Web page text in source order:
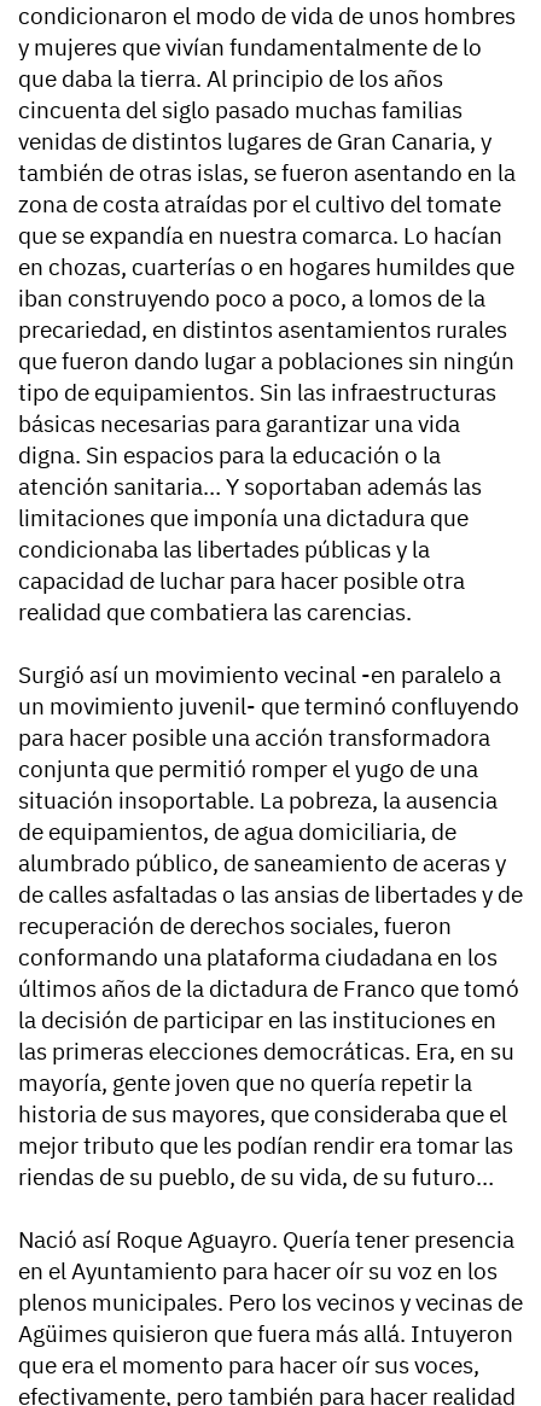
condicionaron el modo de vida de unos hombres
y mujeres que vivían fundamentalmente de lo
que daba la tierra. Al principio de los años
cincuenta del siglo pasado muchas familias
venidas de distintos lugares de Gran Canaria, y
también de otras islas, se fueron asentando en la
zona de costa atraídas por el cultivo del tomate
que se expandía en nuestra comarca. Lo hacían
en chozas, cuarterías o en hogares humildes que
iban construyendo poco a poco, a lomos de la
precariedad, en distintos asentamientos rurales
que fueron dando lugar a poblaciones sin ningún
tipo de equipamientos. Sin las infraestructuras
básicas necesarias para garantizar una vida
digna. Sin espacios para la educación o la
atención sanitaria… Y soportaban además las
limitaciones que imponía una dictadura que
condicionaba las libertades públicas y la
capacidad de luchar para hacer posible otra
realidad que combatiera las carencias.
Surgió así un movimiento vecinal -en paralelo a
un movimiento juvenil- que terminó confluyendo
para hacer posible una acción transformadora
conjunta que permitió romper el yugo de una
situación insoportable. La pobreza, la ausencia
de equipamientos, de agua domiciliaria, de
alumbrado público, de saneamiento de aceras y
de calles asfaltadas o las ansias de libertades y de
recuperación de derechos sociales, fueron
conformando una plataforma ciudadana en los
últimos años de la dictadura de Franco que tomó
la decisión de participar en las instituciones en
las primeras elecciones democráticas. Era, en su
mayoría, gente joven que no quería repetir la
historia de sus mayores, que consideraba que el
mejor tributo que les podían rendir era tomar las
riendas de su pueblo, de su vida, de su futuro…
Nació así Roque Aguayro. Quería tener presencia
en el Ayuntamiento para hacer oír su voz en los
plenos municipales. Pero los vecinos y vecinas de
Agüimes quisieron que fuera más allá. Intuyeron
que era el momento para hacer oír sus voces,
efectivamente, pero también para hacer realidad